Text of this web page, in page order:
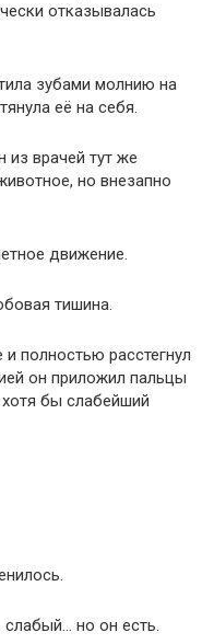
отказывалась
зубами молнию на
её на себя.
врачей тут же
но внезапно
движение.
тишина.
полностью расстегнул
он приложил пальцы
бы слабейший
но он есть.